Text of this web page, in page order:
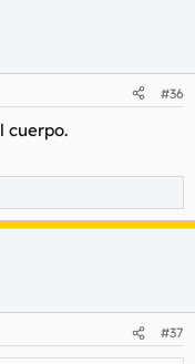
#36
cuerpo.
#37